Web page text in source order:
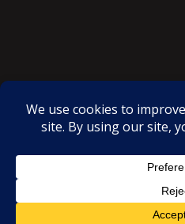
Proudly powered by WordPress